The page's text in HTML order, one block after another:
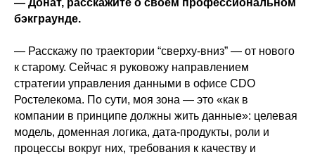
бэкграунде.
— Расскажу по траектории “сверху-вниз” — от нового
к старому. Сейчас я руковожу направлением
стратегии управления данными в офисе CDO
Ростелекома. По сути, моя зона — это «как в
компании в принципе должны жить данные»: целевая
модель, доменная логика, дата-продукты, роли и
процессы вокруг них, требования к качеству и